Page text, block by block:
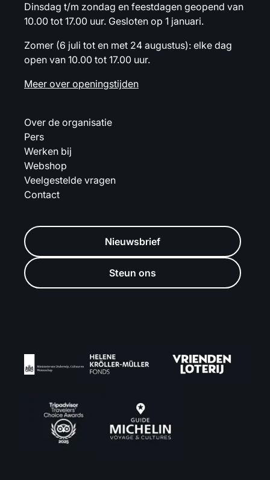
Dinsdag t/m zondag en feestdagen geopend van
10.00 tot 17.00 uur. Gesloten op 1 januari.
Zomer (6 juli tot en met 24 augustus): elke dag
open van 10.00 tot 17.00 uur.
Meer over openingstijden
Over de organisatie
Pers
Werken bij
Webshop
Veelgestelde vragen
Contact
Nieuwsbrief
Steun ons